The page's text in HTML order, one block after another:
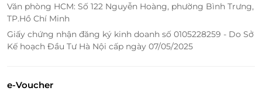
Văn phòng HCM: Số 122 Nguyễn Hoàng, phường Bình Trưng,
TP.Hồ Chí Minh
Giấy chứng nhận đăng ký kinh doanh số 0105228259 - Do Sở
Kế hoạch Đầu Tư Hà Nội cấp ngày 07/05/2025
e-Voucher